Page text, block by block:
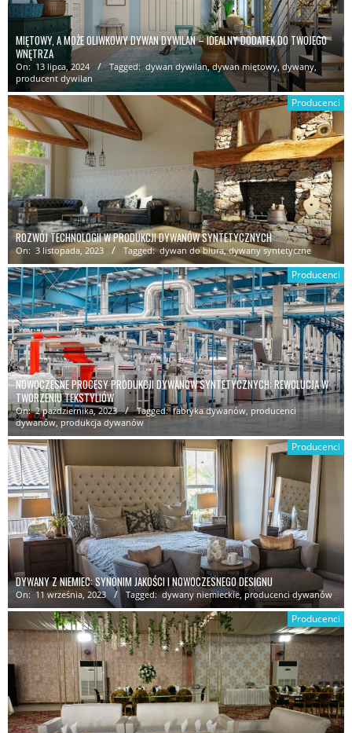
MIĘTOWY, A MOŻE OLIWKOWY DYWAN DYWILAN – IDEALNY DODATEK DO TWOJEGO
WNĘTRZA
On: 13 lipca, 2024 Tagged: dywan dywilan,dywan miętowy,dywany
producent dywilan
Producenci
ROZWÓJ TECHNOLOGII W PRODUKCJI DYWANÓW SYNTETYCZNYCH
On: 3 listopada, 2023 Tagged: dywan do biura,dywany syntetyczne
Producenci
NOWOCZESNE PROCESY PRODUKCJI DYWANÓW SYNTETYCZNYCH: REWOLUCJA W
TWORZENIU TEKSTYLIÓW
On: 2 października, 2023 Tagged: fabryka dywanów producenci
dywanów,produkcja dywanów
Producenci
DYWANY Z NIEMIEC: SYNONIM JAKOŚCI I NOWOCZESNEGO DESIGNU
On: 11 września, 2023 Tagged: dywany niemieckie producenci dywanów
Producenci